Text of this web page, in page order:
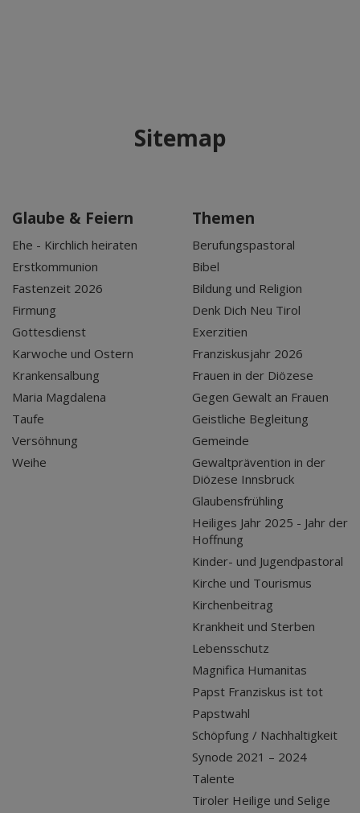
Sitemap
Glaube & Feiern
Ehe - Kirchlich heiraten
Erstkommunion
Fastenzeit 2026
Firmung
Gottesdienst
Karwoche und Ostern
Krankensalbung
Maria Magdalena
Taufe
Versöhnung
Weihe
Themen
Berufungspastoral
Bibel
Bildung und Religion
Denk Dich Neu Tirol
Exerzitien
Franziskusjahr 2026
Frauen in der Diözese
Gegen Gewalt an Frauen
Geistliche Begleitung
Gemeinde
Gewaltprävention in der
Diözese Innsbruck
Glaubensfrühling
Heiliges Jahr 2025 - Jahr der
Hoffnung
Kinder- und Jugendpastoral
Kirche und Tourismus
Kirchenbeitrag
Krankheit und Sterben
Lebensschutz
Magnifica Humanitas
Papst Franziskus ist tot
Papstwahl
Schöpfung / Nachhaltigkeit
Synode 2021 – 2024
Talente
Tiroler Heilige und Selige